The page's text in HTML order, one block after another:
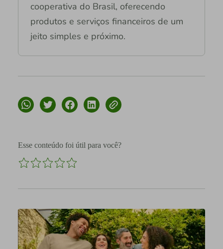
cooperativa do Brasil, oferecendo
produtos e serviços financeiros de um
jeito simples e próximo.
Esse conteúdo foi útil para você?